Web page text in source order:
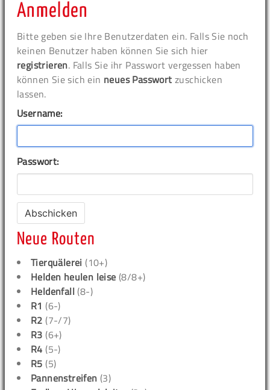
Anmelden
Bitte geben sie Ihre Benutzerdaten ein. Falls Sie noch
keinen Benutzer haben können Sie sich hier
registrieren. Falls Sie ihr Passwort vergessen haben
können Sie sich ein neues Passwort zuschicken
lassen.
Username:
Passwort:
Neue Routen
Tierquälerei (10+)
Helden heulen leise (8/8+)
Heldenfall (8-)
R1 (6-)
R2 (7-/7)
R3 (6+)
R4 (5-)
R5 (5)
Pannenstreifen (3)